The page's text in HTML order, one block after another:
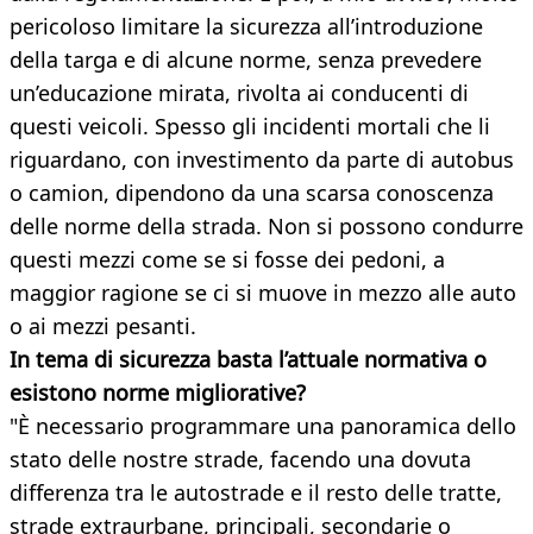
pericoloso limitare la sicurezza all’introduzione
della targa e di alcune norme, senza prevedere
un’educazione mirata, rivolta ai conducenti di
questi veicoli. Spesso gli incidenti mortali che li
riguardano, con investimento da parte di autobus
o camion, dipendono da una scarsa conoscenza
delle norme della strada. Non si possono condurre
questi mezzi come se si fosse dei pedoni, a
maggior ragione se ci si muove in mezzo alle auto
o ai mezzi pesanti.
In tema di sicurezza basta l’attuale normativa o
esistono norme migliorative?
"È necessario programmare una panoramica dello
stato delle nostre strade, facendo una dovuta
differenza tra le autostrade e il resto delle tratte,
strade extraurbane, principali, secondarie o